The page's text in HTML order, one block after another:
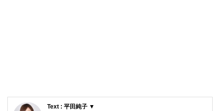
Text : 平田純子 ▼